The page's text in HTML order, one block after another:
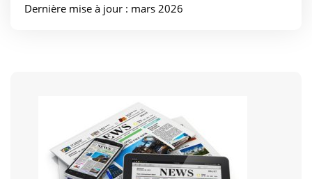
Dernière mise à jour : mars 2026